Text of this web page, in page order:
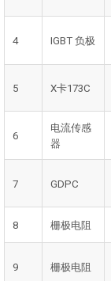
4 IGBT 负极
5 X卡173C
6
电流传感
器
7 GDPC
8 栅极电阻
9 栅极电阻